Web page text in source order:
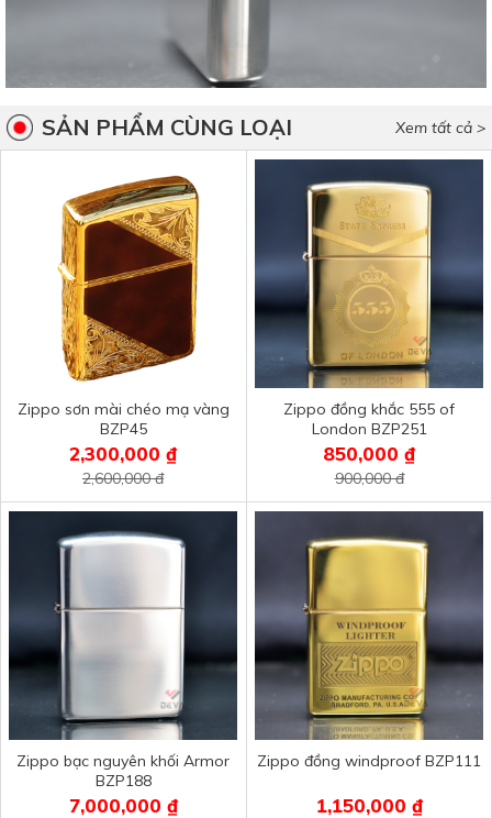
Xem tất cả >
SẢN PHẨM CÙNG LOẠI
Zippo sơn mài chéo mạ vàng
BZP45
2,300,000 ₫
2,600,000 đ
Zippo đồng khắc 555 of
London BZP251
850,000 ₫
900,000 đ
Zippo bạc nguyên khối Armor
BZP188
7,000,000 ₫
Zippo đồng windproof BZP111
1,150,000 ₫